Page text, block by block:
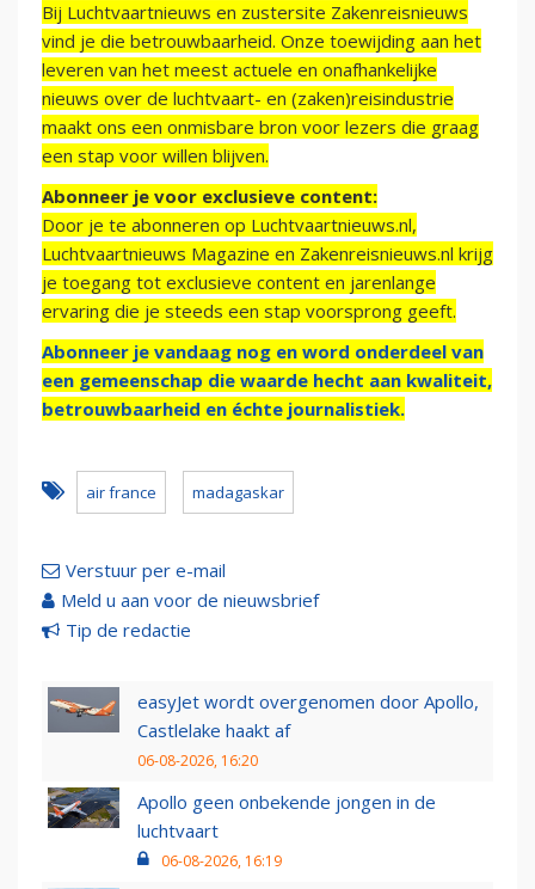
Bij Luchtvaartnieuws en zustersite Zakenreisnieuws
vind je die betrouwbaarheid. Onze toewijding aan het
leveren van het meest actuele en onafhankelijke
nieuws over de luchtvaart- en (zaken)reisindustrie
maakt ons een onmisbare bron voor lezers die graag
een stap voor willen blijven.
Abonneer je voor exclusieve content:
Door je te abonneren op Luchtvaartnieuws.nl,
Luchtvaartnieuws Magazine en Zakenreisnieuws.nl krijg
je toegang tot exclusieve content en jarenlange
ervaring die je steeds een stap voorsprong geeft.
Abonneer je vandaag nog en word onderdeel van
een gemeenschap die waarde hecht aan kwaliteit,
betrouwbaarheid en échte journalistiek.
air france madagaskar
Verstuur per e-mail
Meld u aan voor de nieuwsbrief
Tip de redactie
easyJet wordt overgenomen door Apollo,
Castlelake haakt af
06-08-2026, 16:20
Apollo geen onbekende jongen in de
luchtvaart
06-08-2026, 16:19